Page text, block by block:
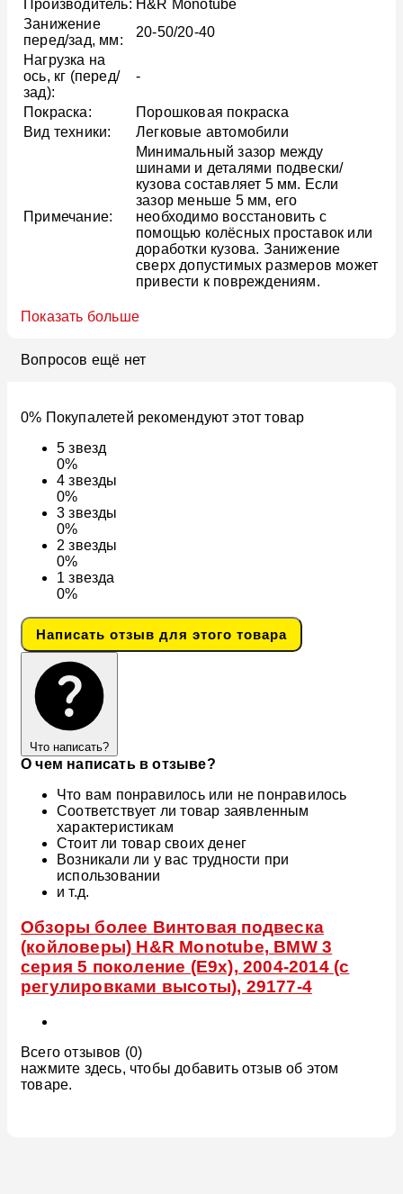
Производитель: H&R Monotube
Занижение
перед/зад, мм:
20-50/20-40
Нагрузка на
ось, кг (перед/
зад):
-
Покраска:
Порошковая покраска
Вид техники:
Легковые автомобили
Примечание:
Минимальный зазор между
шинами и деталями подвески/
кузова составляет 5 мм. Если
зазор меньше 5 мм, его
необходимо восстановить с
помощью колёсных проставок или
доработки кузова. Занижение
сверх допустимых размеров может
привести к повреждениям.
Показать больше
Вопросов ещё нет
0% Покупалетей рекомендуют этот товар
5звезд
0%
4звезды
0%
3звезды
0%
2звезды
0%
1звезда
0%
Написать отзыв для этого товара
Что написать?
О чем написать в отзыве?
Что вам понравилось или не понравилось
Соответствует ли товар заявленным
характеристикам
Стоит ли товар своих денег
Возникали ли у вас трудности при
использовании
и т.д.
Обзоры более Винтовая подвеска
(койловеры) H&R Monotube, BMW 3
серия 5 поколение (E9x), 2004-2014 (с
регулировками высоты), 29177-4
Всего отзывов (0)
нажмите здесь, чтобы добавить отзыв об этом
товаре.